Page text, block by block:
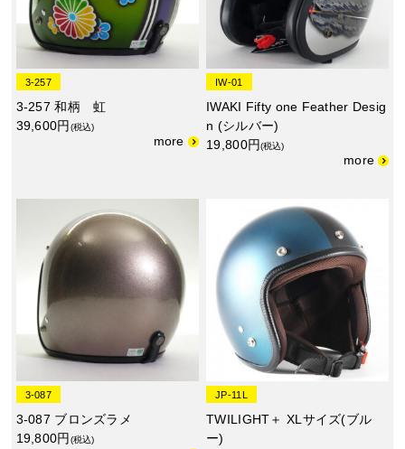
3-257
3-257 和柄 虹
39,600円 (税込)
IW-01
IWAKI Fifty one Feather Desig
n (シルバー)
19,800円(税込)
3-087
3-087 ブロンズラメ
19,800円 (税込)
JP-11L
TWILIGHT＋ XLサイズ(ブル
ー)